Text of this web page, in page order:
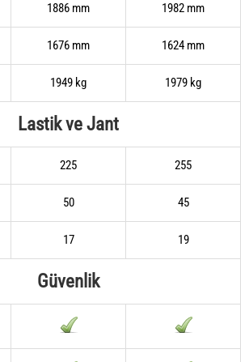
1886 mm 1982 mm
1676 mm 1624 mm
1949 kg 1979 kg
Lastik ve Jant
225 255
50 45
17 19
Güvenlik